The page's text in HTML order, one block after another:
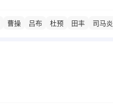
曹操 吕布 杜预 田丰 司马炎